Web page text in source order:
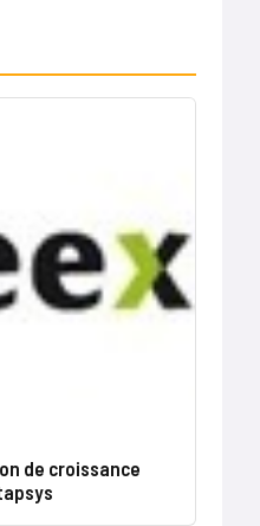
de croissance